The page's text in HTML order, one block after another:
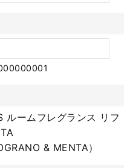
ルームフレグランス リフ
& MENTA）